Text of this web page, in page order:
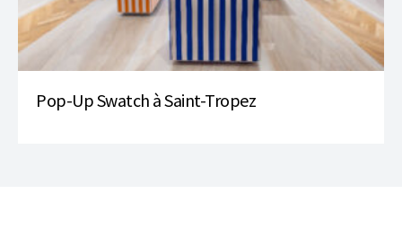
Pop-Up Swatch à Saint-Tropez